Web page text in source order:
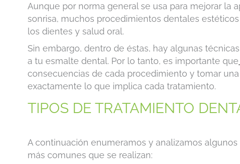
Aunque por norma general se usa para mejorar la
sonrisa, muchos procedimientos dentales
los dientes y salud oral.
Sin embargo, dentro de éstas, hay algunas
a tu esmalte dental. Por lo tanto, es importante que
consecuencias de cada procedimiento y tomar
exactamente lo que implica cada tratamiento.
TIPOS DE TRATAMIENTO
A continuación enumeramos y analizamos
más comunes que se realizan: